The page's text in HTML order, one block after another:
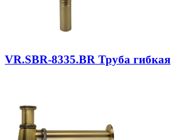
VR.SBR-8335.BR Труба гибкая